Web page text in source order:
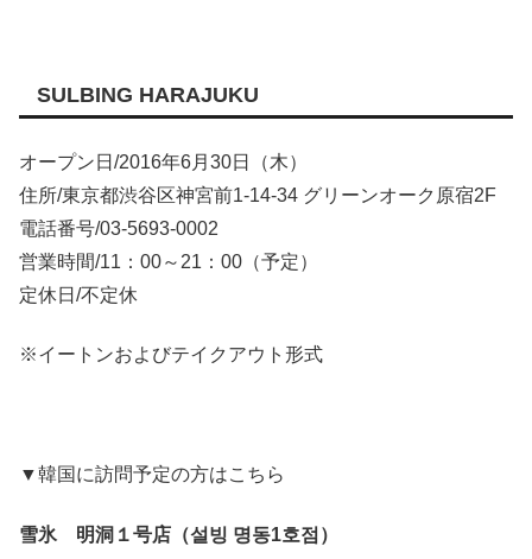
SULBING HARAJUKU
オープン日/2016年6月30日（木）
住所/東京都渋谷区神宮前1-14-34 グリーンオーク原宿2F
電話番号/03-5693-0002
営業時間/11：00～21：00（予定）
定休日/不定休
※イートンおよびテイクアウト形式
▼韓国に訪問予定の方はこちら
雪氷 明洞１号店（설빙 명동1호점）